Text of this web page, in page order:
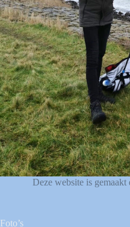
Deze website is
Foto’s